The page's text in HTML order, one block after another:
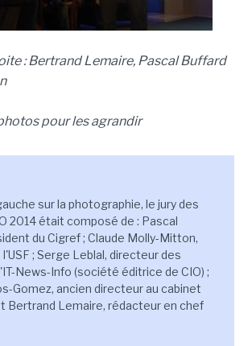
: Bertrand Lemaire, Pascal Buffard
pour les agrandir
sur la photographie, le jury des
2014 était composé de : Pascal
du Cigref ; Claude Molly-Mitton,
; Serge Leblal, directeur des
News-Info (société éditrice de CIO) ;
Gomez, ancien directeur au cabinet
Bertrand Lemaire, rédacteur en chef